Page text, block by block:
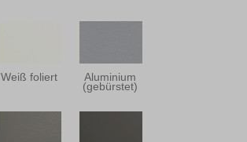
Weiß foliert Aluminium
(gebürstet)